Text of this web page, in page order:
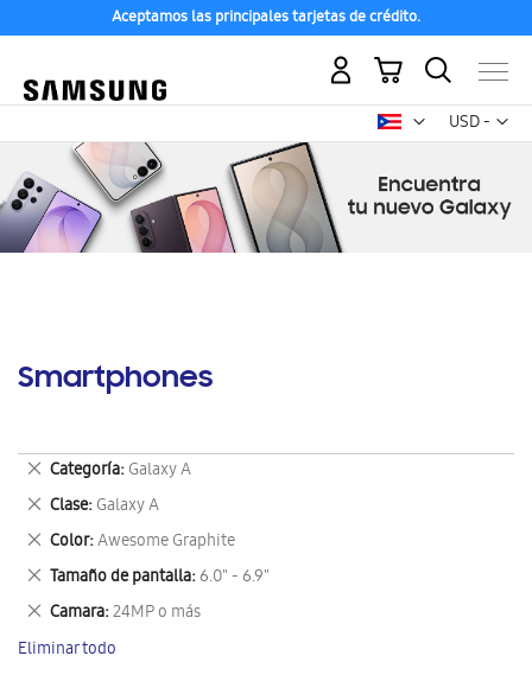
Aceptamos las principales tarjetas de crédito.
USD -
dólar
Mi carrito
Smartphones
Categoría Galaxy A
Eliminar
este
artículo
Clase Galaxy A
Eliminar
este
artículo
Color Awesome Graphite
Eliminar
este
artículo
Tamaño de pantalla 6.0" - 6.9"
Eliminar
este
artículo
Camara 24MP o más
Eliminar
este
artículo
Eliminar todo